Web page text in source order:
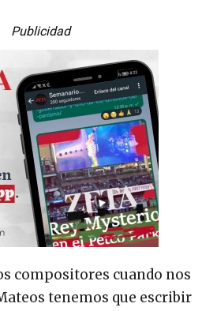
Publicidad
compositores cuando nos
tenemos que escribir